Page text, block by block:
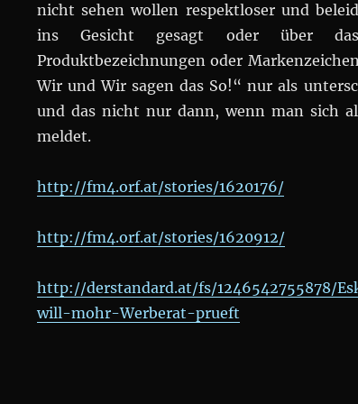
nicht sehen wollen respektloser und
ins Gesicht gesagt oder über
Produktbezeichnungen oder
Wir und Wir sagen das So!“ nur als
und das nicht nur dann, wenn man sich
meldet.
http://fm4.orf.at/stories/1620176/
http://fm4.orf.at/stories/1620912/
http://derstandard.at/fs/1246542755878/
will-mohr-Werberat-prueft